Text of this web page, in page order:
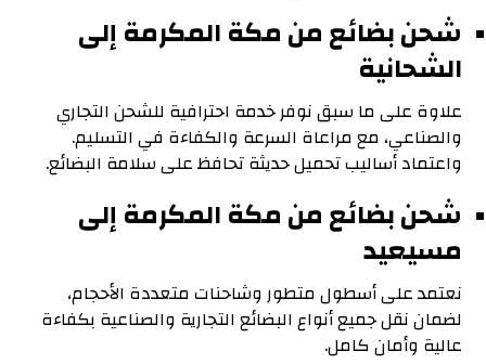
شحن بضائع من مكة المكرمة إلى
الشحانية
علاوة على ما سبق نوفر خدمة احترافية للشحن التجاري
والصناعي، مع مراعاة السرعة والكفاءة في التسليم.
واعتماد أساليب تحميل حديثة تحافظ على سلامة البضائع.
شحن بضائع من مكة المكرمة إلى
مسيعيد
نعتمد على أسطول متطور وشاحنات متعددة الأحجام،
لضمان نقل جميع أنواع البضائع التجارية والصناعية بكفاءة
عالية وأمان كامل.